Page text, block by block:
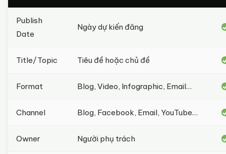
Publish
Date
Ngày dự kiến đăng
Title/Topic Tiêu đề hoặc chủ đề
Format Blog, Video, Infographic, Email…
Channel Blog, Facebook, Email, YouTube…
Owner Người phụ trách